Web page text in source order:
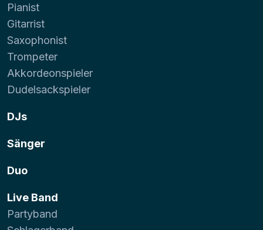
Pianist
Gitarrist
Saxophonist
Trompeter
Akkordeonspieler
Dudelsackspieler
DJs
Sänger
Duo
Live Band
Partyband